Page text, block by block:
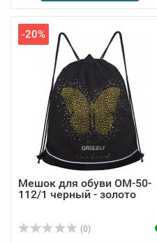
-20%
Мешок для обуви OM-50-
112/1 черный - золото
(0)